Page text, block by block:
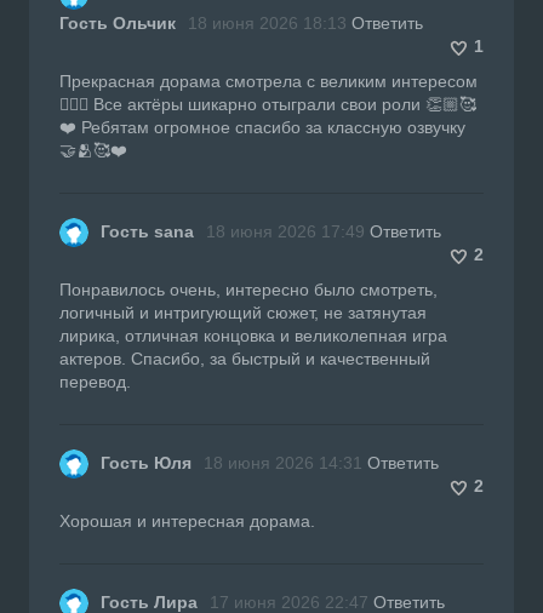
Гость Ольчик 18 июня 2026 18:13 Ответить
1
Прекрасная дорама смотрела с великим интересом
👍🏼🔥 Все актёры шикарно отыграли свои роли 👏🏼🥰
❤️ Ребятам огромное спасибо за классную озвучку
🤝🫂🥰❤️
Гость sana 18 июня 2026 17:49 Ответить
2
Понравилось очень, интересно было смотреть,
логичный и интригующий сюжет, не затянутая
лирика, отличная концовка и великолепная игра
актеров. Спасибо, за быстрый и качественный
перевод.
Гость Юля 18 июня 2026 14:31 Ответить
2
Хорошая и интересная дорама.
Гость Лира 17 июня 2026 22:47 Ответить